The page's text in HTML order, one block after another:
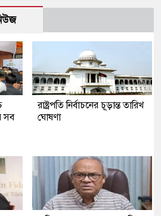
সব
রাষ্ট্রপতি নির্বাচনের চূড়ান্ত তারিখ
ঘোষণা